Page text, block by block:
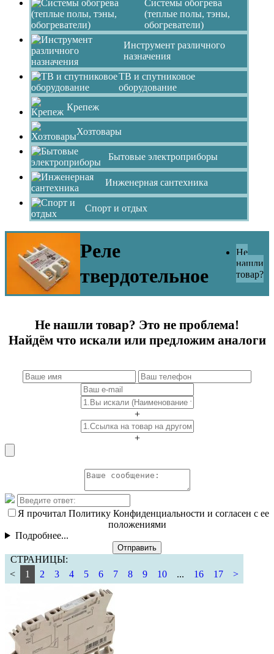
Системы обогрева
(теплые полы, тэны,
обогреватели)
Инструмент различного
назначения
ТВ и спутниковое
оборудование
Крепеж
Хозтовары
Бытовые электроприборы
Инженерная сантехника
Спорт и отдых
Реле
твердотельное
Не
нашли
товар?
Не нашли товар? Это не проблема!
Найдём что искали или предложим аналоги
+
+
Я прочитал Политику Конфиденциальности и согласен с ее
положениями
Подробнее...
Отправить
СТРАНИЦЫ:
<
1 2 3 4 5 6 7 8 9 10 ... 16 17 >